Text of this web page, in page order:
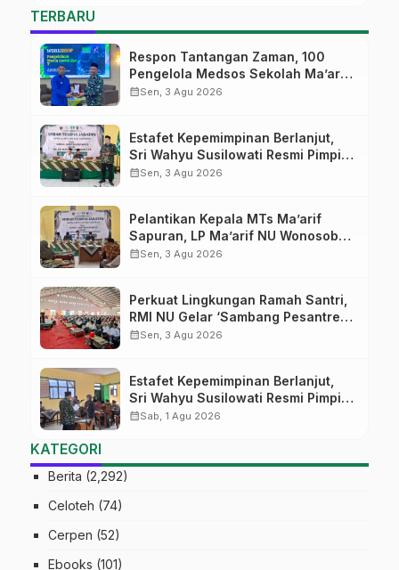
TERBARU
Respon Tantangan Zaman, 100
Pengelola Medsos Sekolah Ma’arif
Pekalongan Ikuti Pelatihan Literasi
calendar_monthSen, 3 Agu 2026
Estafet Kepemimpinan Berlanjut,
Sri Wahyu Susilowati Resmi Pimpin
MTs Ma’arif Sapuran
calendar_monthSen, 3 Agu 2026
Pelantikan Kepala MTs Ma’arif
Sapuran, LP Ma’arif NU Wonosobo
Tekankan Lima Amanah
calendar_monthSen, 3 Agu 2026
Perkuat Lingkungan Ramah Santri,
RMI NU Gelar ‘Sambang Pesantren’
di Pati
calendar_monthSen, 3 Agu 2026
Estafet Kepemimpinan Berlanjut,
Sri Wahyu Susilowati Resmi Pimpin
MTs Ma’arif Sapuran
calendar_monthSab, 1 Agu 2026
KATEGORI
Berita (2,292)
Celoteh (74)
Cerpen (52)
Ebooks (101)